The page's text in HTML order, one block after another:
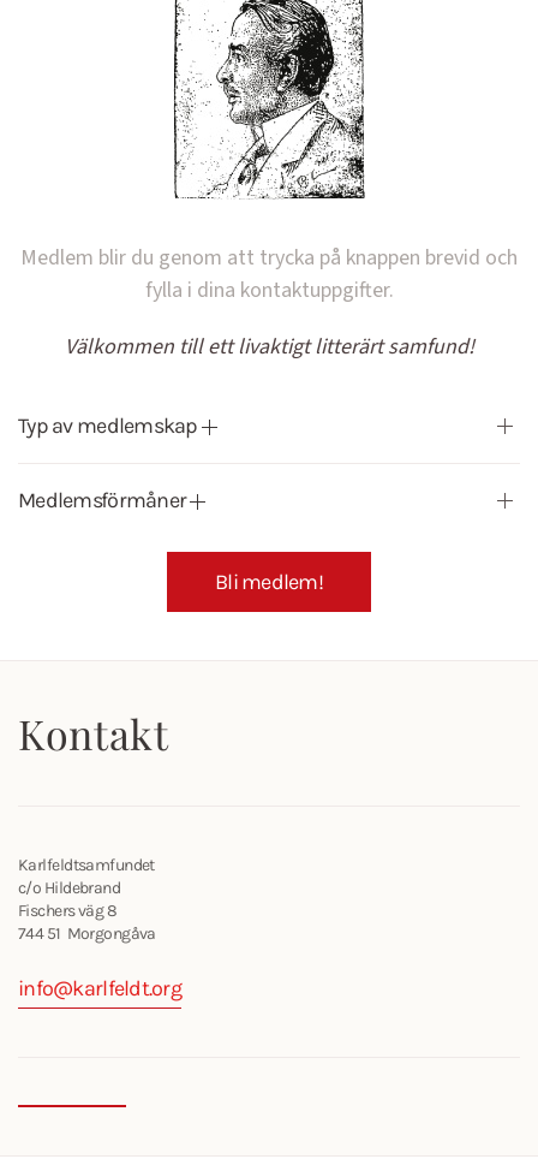
Medlem blir du genom att trycka på knappen brevid och
fylla i dina kontaktuppgifter.
Välkommen till ett livaktigt litterärt samfund!
Typ av medlemskap
Medlemsförmåner
Bli medlem!
Kontakt
Karlfeldtsamfundet
c/o Hildebrand
Fischers väg 8
744 51 Morgongåva
info@karlfeldt.org